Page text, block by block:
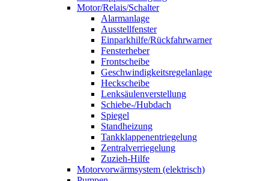
Motor/Relais/Schalter
Alarmanlage
Ausstellfenster
Einparkhilfe/Rückfahrwarner
Fensterheber
Frontscheibe
Geschwindigkeitsregelanlage
Heckscheibe
Lenksäulenverstellung
Schiebe-/Hubdach
Spiegel
Standheizung
Tankklappenentriegelung
Zentralverriegelung
Zuzieh-Hilfe
Motorvorwärmsystem (elektrisch)